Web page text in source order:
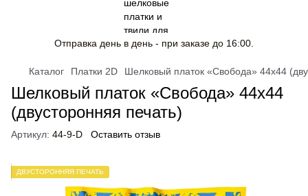
Отправка день в день - при заказе до 16:00.
Каталог Платки 2D Шелковый платок «Свобода» 44х44
Шелковый платок «Свобода» 44х44
(двусторонняя печать)
Артикул: 44-9-D Оставить отзыв
ДВУСТОРОННЯЯ ПЕЧАТЬ